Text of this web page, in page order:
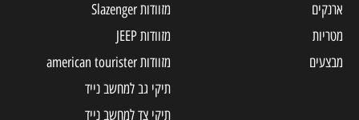
ארנקים
מטריות
מבצעים
מזוודות Slazenger
מזוודות JEEP
מזוודות american tourister
תיקי גב למחשב נייד
תיקי צד למחשב נייד